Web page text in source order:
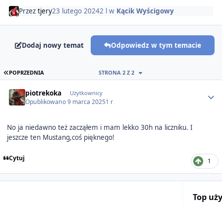
Przez tjery23 lutego 20242 l w Kącik Wyścigowy
Dodaj nowy temat Odpowiedz w tym temacie
PIERWSZA STRONA
POPRZEDNIA STRONA 2 Z 2
piotrekoka Użytkownicy
Opublikowano9 marca 20251 r
No ja niedawno też zacząłem i mam lekko 30h na liczniku. I
jeszcze ten Mustang,coś pięknego!
Cytuj 1
Top